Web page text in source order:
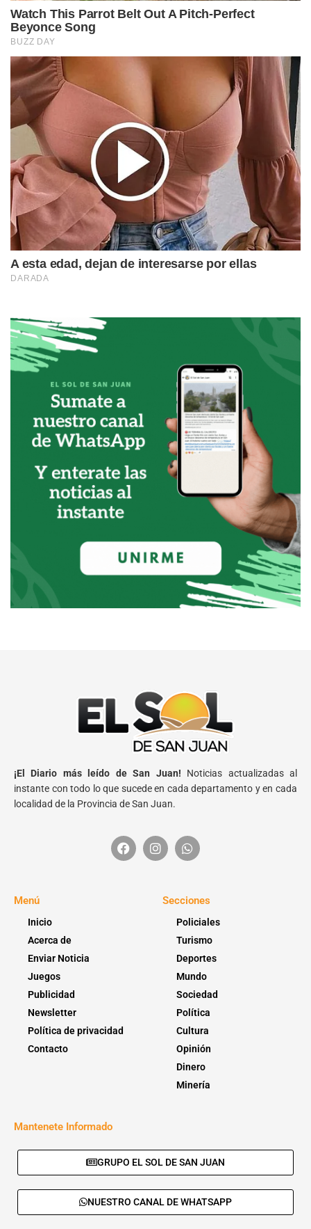
¡El Diario más leído de San Juan! Noticias actualizadas al
instante con todo lo que sucede en cada departamento y en cada
localidad de la Provincia de San Juan.
Menú
Inicio
Acerca de
Enviar Noticia
Juegos
Publicidad
Newsletter
Política de privacidad
Contacto
Secciones
Policiales
Turismo
Deportes
Mundo
Sociedad
Política
Cultura
Opinión
Dinero
Minería
Mantenete Informado
GRUPO EL SOL DE SAN JUAN
NUESTRO CANAL DE WHATSAPP